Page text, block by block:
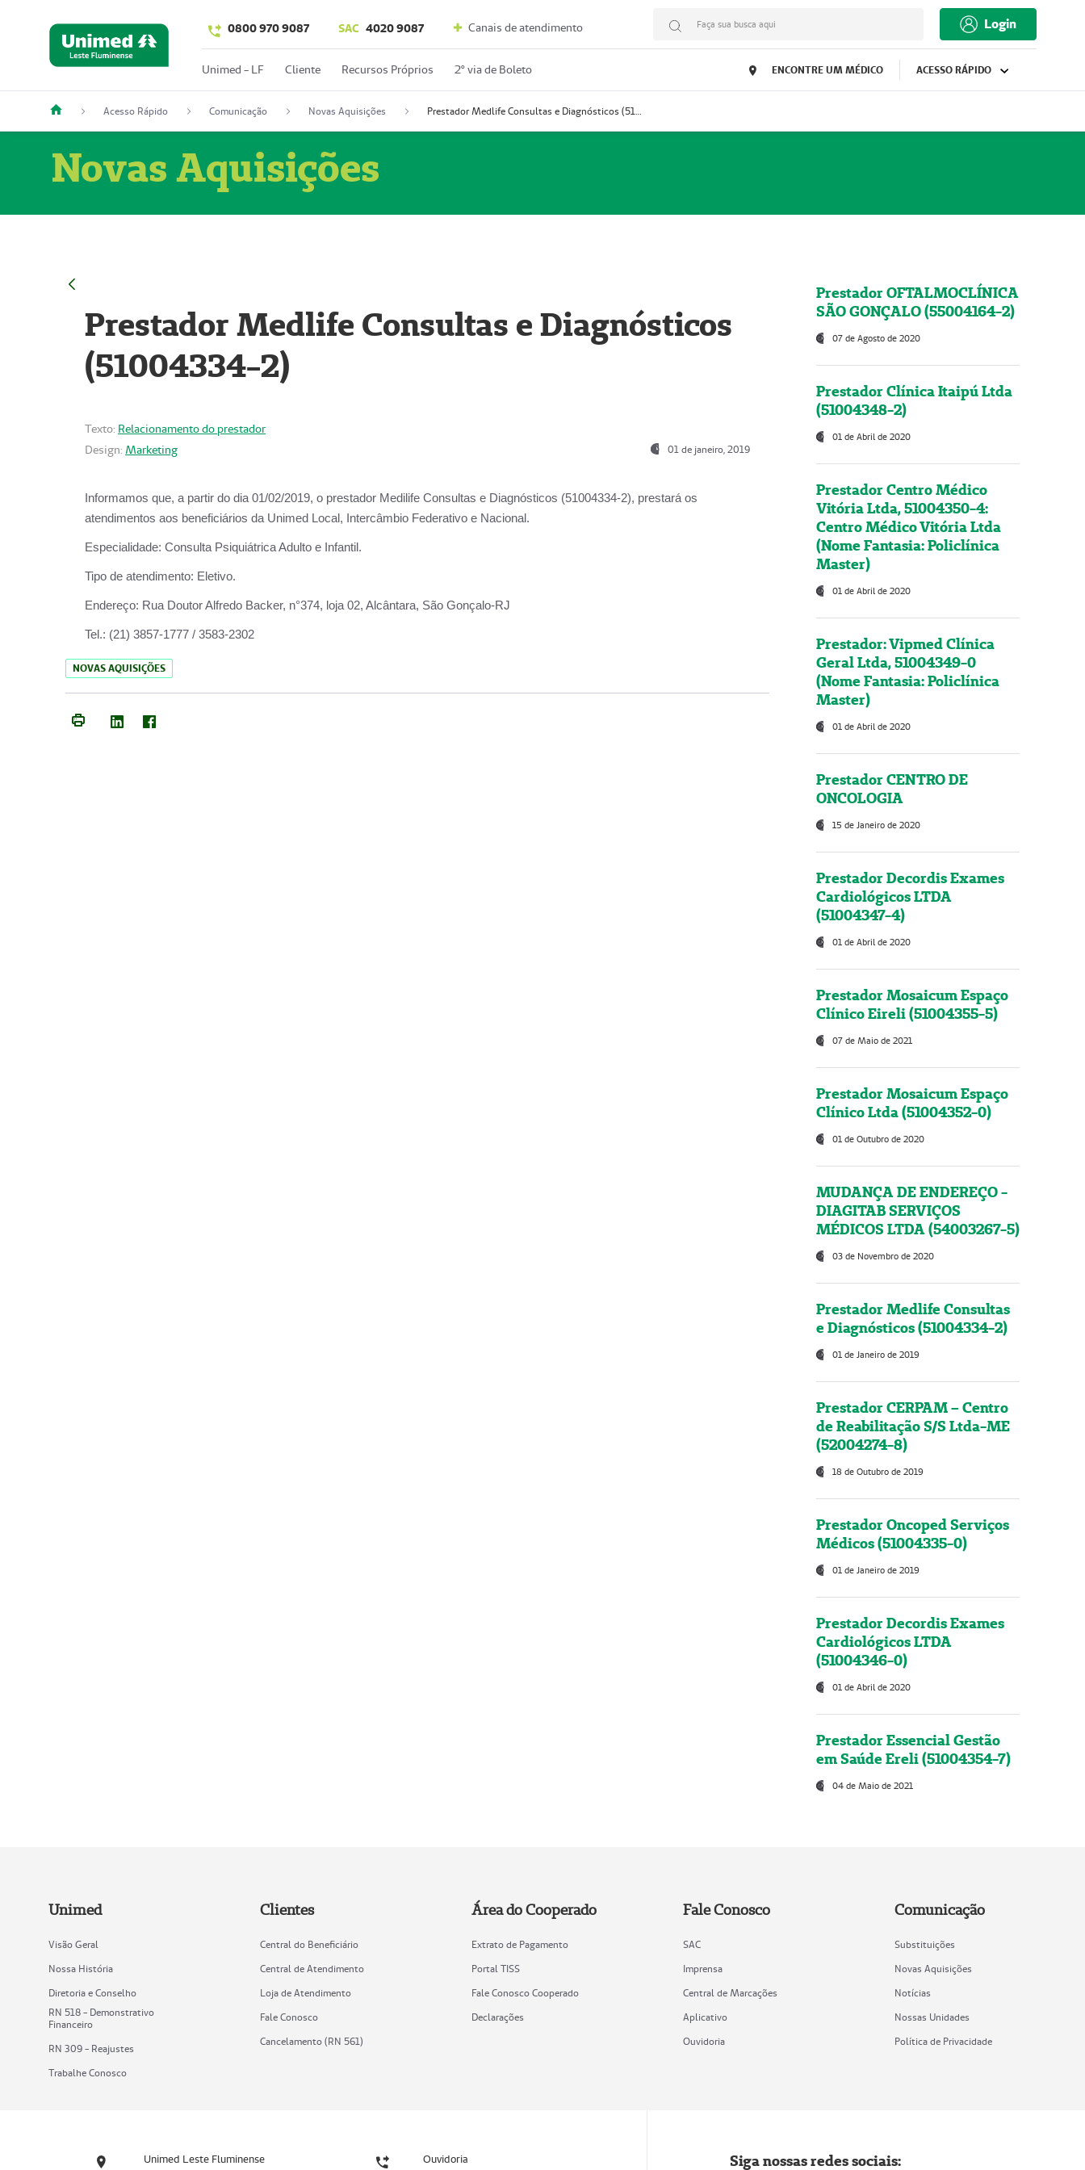
0800 970 9087 SAC 4020 9087 Canais de atendimento Faça sua busca aqui Login
Unimed - LF Cliente Recursos Próprios 2º via de Boleto ENCONTRE UM MÉDICO ACESSO RÁPIDO
Acesso Rápido Comunicação Novas Aquisições Prestador Medlife Consultas e Diagnósticos (51004334-2)
Novas Aquisições
Prestador Medlife Consultas e Diagnósticos
(51004334-2)
Texto: Relacionamento do prestador
Design: Marketing 01 de janeiro, 2019
Informamos que, a partir do dia 01/02/2019, o prestador Medilife Consultas e Diagnósticos (51004334-2), prestará os
atendimentos aos beneficiários da Unimed Local, Intercâmbio Federativo e Nacional.
Especialidade: Consulta Psiquiátrica Adulto e Infantil.
Tipo de atendimento: Eletivo.
Endereço: Rua Doutor Alfredo Backer, n°374, loja 02, Alcântara, São Gonçalo-RJ
Tel.: (21) 3857-1777 / 3583-2302
NOVAS AQUISIÇÕES
Prestador OFTALMOCLÍNICA
SÃO GONÇALO (55004164-2)
07 de Agosto de 2020
Prestador Clínica Itaipú Ltda
(51004348-2)
01 de Abril de 2020
Prestador Centro Médico
Vitória Ltda, 51004350-4:
Centro Médico Vitória Ltda
(Nome Fantasia: Policlínica
Master)
01 de Abril de 2020
Prestador: Vipmed Clínica
Geral Ltda, 51004349-0
(Nome Fantasia: Policlínica
Master)
01 de Abril de 2020
Prestador CENTRO DE
ONCOLOGIA
15 de Janeiro de 2020
Prestador Decordis Exames
Cardiológicos LTDA
(51004347-4)
01 de Abril de 2020
Prestador Mosaicum Espaço
Clínico Eireli (51004355-5)
07 de Maio de 2021
Prestador Mosaicum Espaço
Clínico Ltda (51004352-0)
01 de Outubro de 2020
MUDANÇA DE ENDEREÇO -
DIAGITAB SERVIÇOS
MÉDICOS LTDA (54003267-5)
03 de Novembro de 2020
Prestador Medlife Consultas
e Diagnósticos (51004334-2)
01 de Janeiro de 2019
Prestador CERPAM – Centro
de Reabilitação S/S Ltda-ME
(52004274-8)
18 de Outubro de 2019
Prestador Oncoped Serviços
Médicos (51004335-0)
01 de Janeiro de 2019
Prestador Decordis Exames
Cardiológicos LTDA
(51004346-0)
01 de Abril de 2020
Prestador Essencial Gestão
em Saúde Ereli (51004354-7)
04 de Maio de 2021
Unimed
Visão Geral
Nossa História
Diretoria e Conselho
RN 518 - Demonstrativo
Financeiro
RN 309 - Reajustes
Trabalhe Conosco
Clientes
Central do Beneficiário
Central de Atendimento
Loja de Atendimento
Fale Conosco
Cancelamento (RN 561)
Área do Cooperado
Extrato de Pagamento
Portal TISS
Fale Conosco Cooperado
Declarações
Fale Conosco
SAC
Imprensa
Central de Marcações
Aplicativo
Ouvidoria
Comunicação
Substituições
Novas Aquisições
Notícias
Nossas Unidades
Política de Privacidade
Unimed Leste Fluminense Ouvidoria Siga nossas redes sociais: